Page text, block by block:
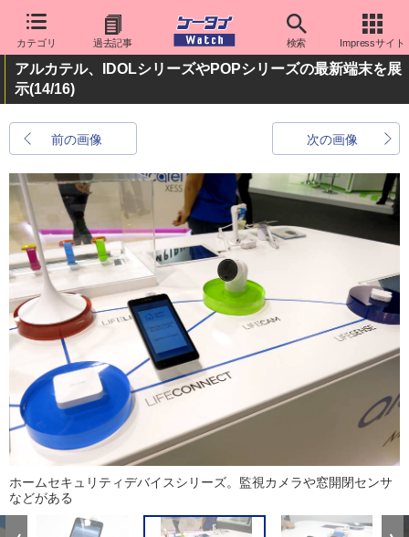
カテゴリ 過去記事 検索 Impressサイト
アルカテル、IDOLシリーズやPOPシリーズの最新端末を展
示(14/16)
前の画像 次の画像
ホームセキュリティデバイスシリーズ。監視カメラや窓開閉センサ
などがある